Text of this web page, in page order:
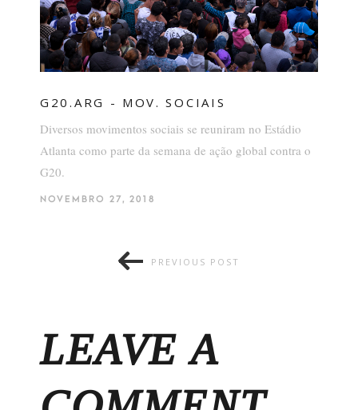
G20.ARG - MOV. SOCIAIS
Diversos movimentos sociais se reuniram no Estádio
Atlanta como parte da semana de ação global contra o
G20.
NOVEMBRO 27, 2018
PREVIOUS POST
LEAVE A